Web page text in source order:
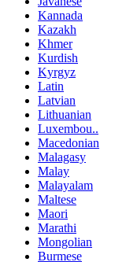
Kannada
Kazakh
Khmer
Kurdish
Kyrgyz
Latin
Latvian
Lithuanian
Luxembou..
Macedonian
Malagasy
Malay
Malayalam
Maltese
Maori
Marathi
Mongolian
Burmese